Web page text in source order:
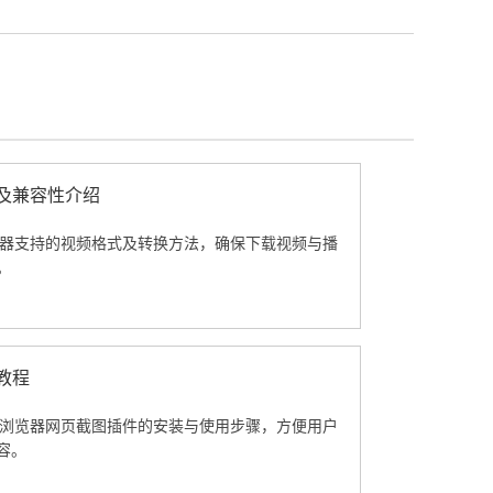
兼容性介绍
支持的视频格式及转换方法，确保下载视频与播
程
览器网页截图插件的安装与使用步骤，方便用户
。